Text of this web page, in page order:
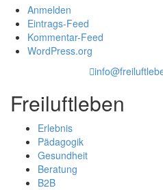
Anmelden
Eintrags-Feed
Kommentar-Feed
WordPress.org
Freiluftleben
Erlebnis
Pädagogik
Gesundheit
Beratung
B2B